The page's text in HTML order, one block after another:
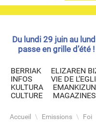
Du lundi 29 juin au
passe en grille d’été !
BERRIAK
INFOS
ELIZAREN
VIE DE
KULTURA
CULTURE
MAGAZINES
Accueil \ Emissions \ Foi